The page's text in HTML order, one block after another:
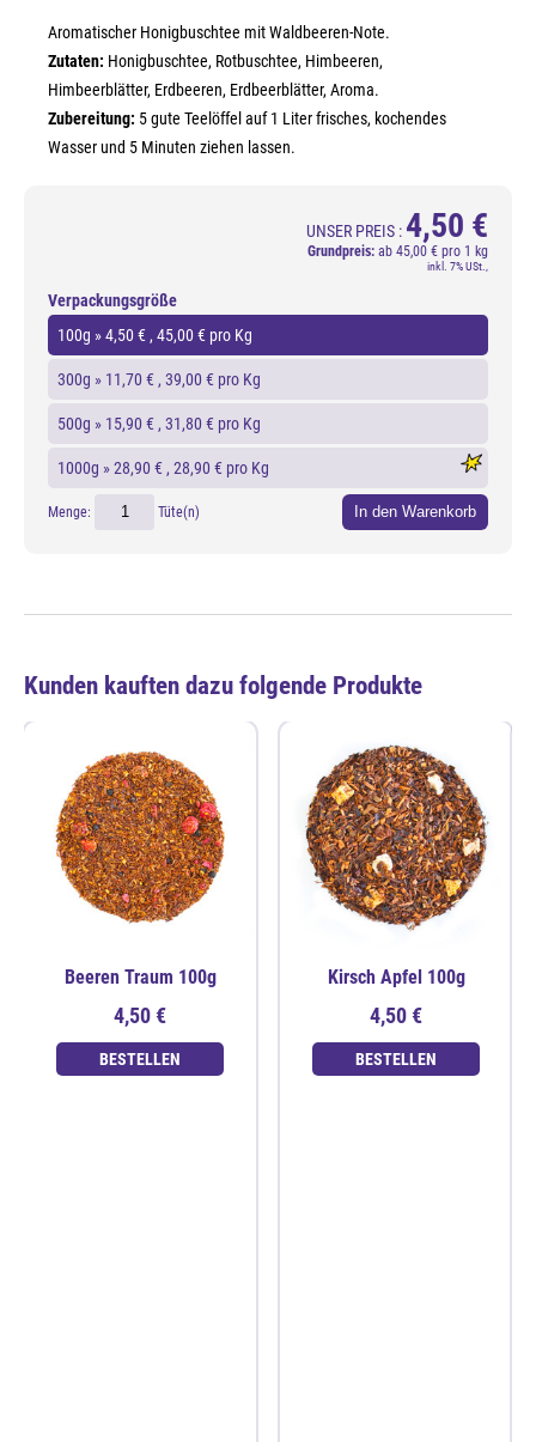
Aromatischer Honigbuschtee mit Waldbeeren-Note.
Zutaten: Honigbuschtee, Rotbuschtee, Himbeeren,
Himbeerblätter, Erdbeeren, Erdbeerblätter, Aroma.
Zubereitung: 5 gute Teelöffel auf 1 Liter frisches, kochendes
Wasser und 5 Minuten ziehen lassen.
UNSER PREIS : 4,50 €
Grundpreis: ab 45,00 € pro 1 kg
inkl. 7% USt.,
Verpackungsgröße
100g »4,50 € , 45,00 € pro Kg
300g » 11,70 € , 39,00 € pro Kg
500g » 15,90 € , 31,80 € pro Kg
1000g »28,90 € , 28,90 € pro Kg
Menge: Tüte(n) In den Warenkorb
Kunden kauften dazu folgende Produkte
Beeren Traum 100g
4,50 €
BESTELLEN
Kirsch Apfel 100g
4,50 €
BESTELLEN